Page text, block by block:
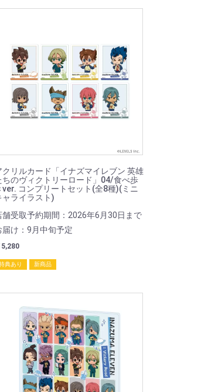
クリルカード「イナズマイレブン 英雄
ちのヴィクトリーロード」04/食べ歩
ver. コンプリートセット(全8種)(ミニ
ャライラスト)
舗受取予約期間：2026年6月30日まで
届け：9月中旬予定
5,280
典あり 新商品